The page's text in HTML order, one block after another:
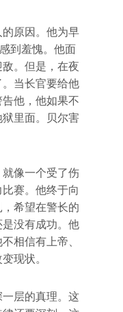
原因。他为早
到羞愧。他面
。但是，在夜
当长官要给他
他，他如果不
里面。贝尔害
像一个受了伤
赛。他终于向
希望在警长的
没有成功。他
相信有上帝、
现状。
层的真理。这